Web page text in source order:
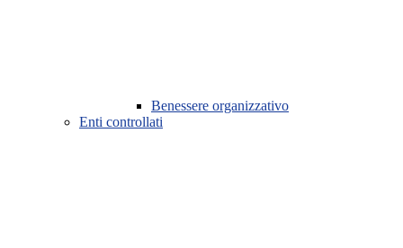
Benessere organizzativo
Enti controllati